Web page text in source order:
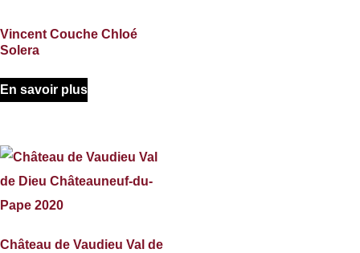
Vincent Couche Chloé
Solera
En savoir plus
Château de Vaudieu Val de